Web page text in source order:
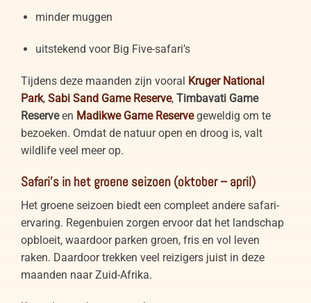
minder muggen
uitstekend voor Big Five-safari’s
Tijdens deze maanden zijn vooral Kruger National
Park, Sabi Sand Game Reserve, Timbavati Game
Reserveen Madikwe Game Reservegeweldig om te
bezoeken. Omdat de natuur open en droog is, valt
wildlife veel meer op.
Safari’s in het groene seizoen (oktober – april)
Het groene seizoen biedt een compleet andere safari-
ervaring. Regenbuien zorgen ervoor dat het landschap
opbloeit, waardoor parken groen, fris en vol leven
raken. Daardoor trekken veel reizigers juist in deze
maanden naar Zuid-Afrika.